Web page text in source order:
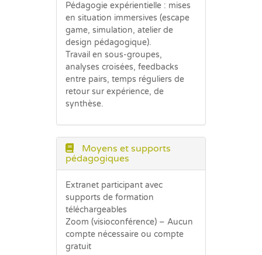
Pédagogie expérientielle : mises
en situation immersives (escape
game, simulation, atelier de
design pédagogique).
Travail en sous-groupes,
analyses croisées, feedbacks
entre pairs, temps réguliers de
retour sur expérience, de
synthèse.
Moyens et supports
pédagogiques
Extranet participant avec
supports de formation
téléchargeables
Zoom (visioconférence) – Aucun
compte nécessaire ou compte
gratuit